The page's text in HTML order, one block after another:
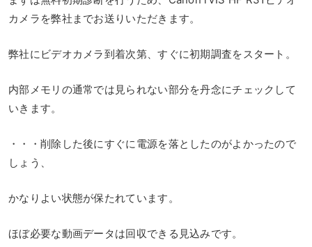
カメラを弊社までお送りいただきます。
弊社にビデオカメラ到着次第、すぐに初期調査をスタート。
内部メモリの通常では見られない部分を丹念にチェックして
いきます。
・・・削除した後にすぐに電源を落としたのがよかったので
しょう、
かなりよい状態が保たれています。
ほぼ必要な動画データは回収できる見込みです。